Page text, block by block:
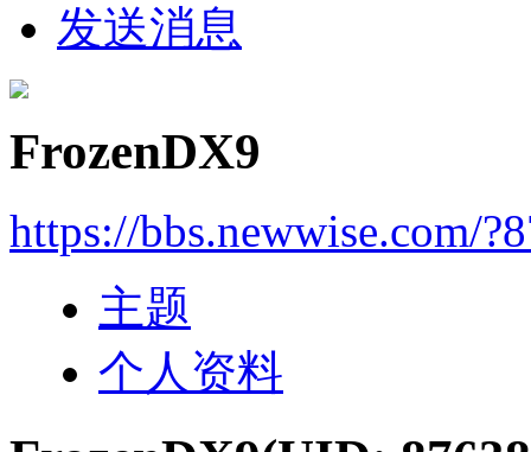
发送消息
FrozenDX9
https://bbs.newwise.com/
主题
个人资料